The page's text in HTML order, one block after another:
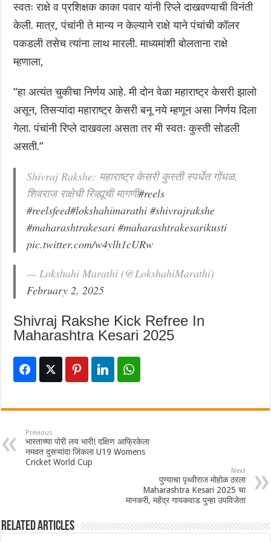
स्वतः राक्षे व प्रशिक्षक काका पवार यांनी रिप्ले दाखवण्याची विनंती
केली. मात्र, पंचांनी ते मान्य न केल्याने राक्षे याने पंचांची कॉलर
पकडली तसेच त्यांना लाथ मारली. माध्यमांशी बोलताना राक्षे
म्हणाला,
“हा अत्यंत चुकीचा निर्णय आहे. मी दोन वेळा महाराष्ट्र केसरी झालो
असून, तिसऱ्यांदा महाराष्ट्र केसरी बनू नये म्हणून असा निर्णय दिला
गेला. पंचांनी रिप्ले दाखवला असता तर मी स्वतः कुस्ती सोडली
असती.”
Shivraj Rakshe: महाराष्ट्र केसरी कुस्ती स्पर्धेत गोंधळ,
शिवराज राक्षेची रिव्ह्यूची मागणी#reels
#reelsfeed#lokshahimarathi #shivrajrakshe
#maharashtrakesari #maharashtrakesarikusti
pic.twitter.com/w4ylh1cURw
— Lokshahi Marathi (@LokshahiMarathi)
February 2, 2025
Shivraj Rakshe Kick Refree In
Maharashtra Kesari 2025
Previous
भारताच्या पोरी लय भारी! दक्षिण आफ्रिकेला
नमवत दुसऱ्यांदा जिंकला U19 Womens
Cricket World Cup
Next
पुण्याचा पृथ्वीराज मोहोळ ठरला
Maharashtra Kesari 2025 चा
मानकरी, महेंद्र गायकवाड पुन्हा उपविजेता
Related Articles